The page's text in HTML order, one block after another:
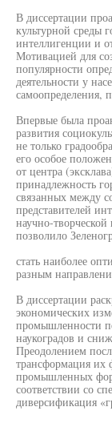
В диссертации
культурной среды
интеллигенции и
Мотивацией для
популярности
деятельности у
самоопределения,
Впервые была
развития
не только
его особое
от центра
принадлежность
связанных между
представителей
научно-
позволило
стать наиболее
разным
В диссертации
экономических
промышленности
наукоградов и
Преодолением
трансформация их
промышленных
соответствии со
диверсификация